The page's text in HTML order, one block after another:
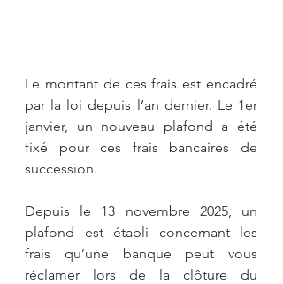
Le montant de ces frais est encadré
par la loi depuis l’an dernier. Le 1er
janvier, un nouveau plafond a été
fixé pour ces frais bancaires de
succession.
Depuis le 13 novembre 2025, un
plafond est établi concernant les
frais qu’une banque peut vous
réclamer lors de la clôture du